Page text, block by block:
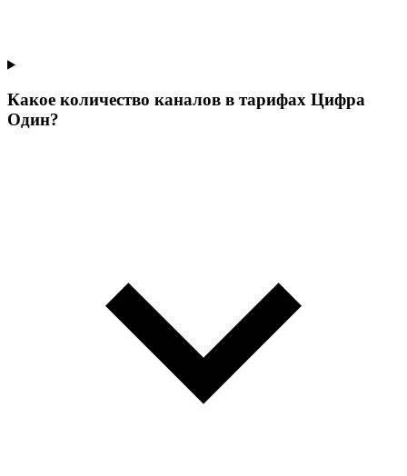
Какое количество каналов в тарифах Цифра
Один?